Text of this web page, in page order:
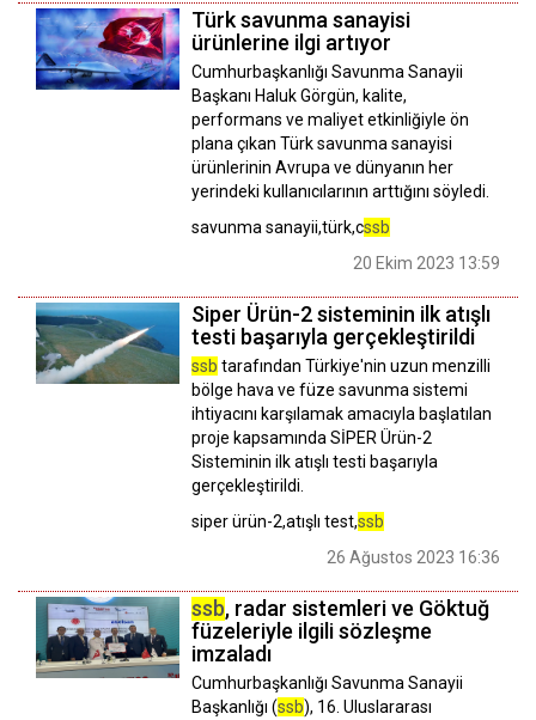
Türk savunma sanayisi
ürünlerine ilgi artıyor
Cumhurbaşkanlığı Savunma Sanayii
Başkanı Haluk Görgün, kalite,
performans ve maliyet etkinliğiyle ön
plana çıkan Türk savunma sanayisi
ürünlerinin Avrupa ve dünyanın her
yerindeki kullanıcılarının arttığını söyledi.
savunma sanayii,türk,cssb
20 Ekim 2023 13:59
Siper Ürün-2 sisteminin ilk atışlı
testi başarıyla gerçekleştirildi
ssb tarafından Türkiye'nin uzun menzilli
bölge hava ve füze savunma sistemi
ihtiyacını karşılamak amacıyla başlatılan
proje kapsamında SİPER Ürün-2
Sisteminin ilk atışlı testi başarıyla
gerçekleştirildi.
siper ürün-2,atışlı test,ssb
26 Ağustos 2023 16:36
ssb, radar sistemleri ve Göktuğ
füzeleriyle ilgili sözleşme
imzaladı
Cumhurbaşkanlığı Savunma Sanayii
Başkanlığı (ssb), 16. Uluslararası